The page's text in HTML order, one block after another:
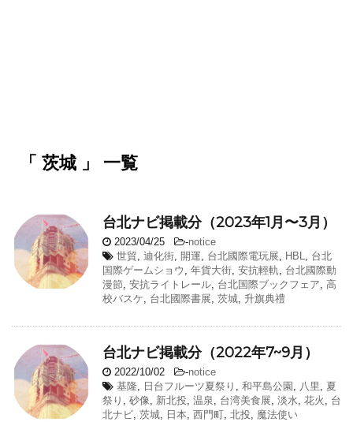
「 茨城 」 一覧
台北ナビ掲載分（2023年1月〜3月）
2023/04/25 -notice
世貿 迪化街 開運 台北國際電玩展 HBL
台北
国際ゲームショウ
年貨大街 安抗輕軌
台北國際動
漫節 安抗ライトレール 台北国際ブックフェア 高
校バスケ
台北國際書展 茨城 升旗典禮
台北ナビ掲載分（2022年7~9月）
2022/10/02 -notice
基隆
日台フルーツ夏祭り 和平島公園 八里
夏
祭り
砂像 新北投 温泉 台湾美食展 淡水 花火
台
北ナビ 茨城 日本 西門町 北投 魔法使い